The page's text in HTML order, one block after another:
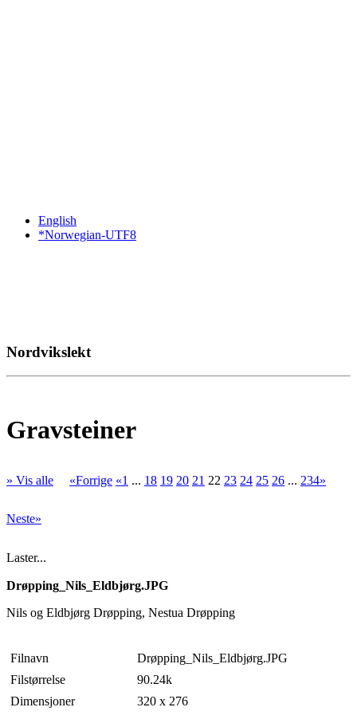
English
*Norwegian-UTF8
Nordvikslekt
Gravsteiner
» Vis alle «Forrige «1 ... 18 19 20 21 22 23 24 25 26 ... 234»
Neste»
Laster...
Drøpping_Nils_Eldbjørg.JPG
Nils og Eldbjørg Drøpping, Nestua Drøpping
Filnavn
Drøpping_Nils_Eldbjørg.JPG
Filstørrelse
90.24k
Dimensjoner
320 x 276